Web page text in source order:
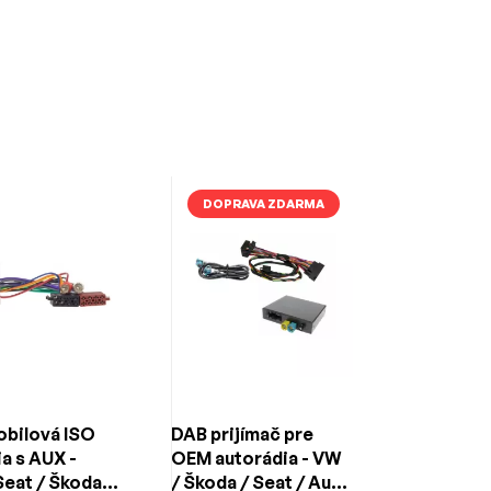
telefonovanie cez originálne
kamery či mobilné telefóny cez AUX,
predných kamier k originálnemu systému
ISO
s AUX -
/ Škoda /
DOPRAVA ZDARMA
DAB prijímač pre
OEM autorádia - VW
/ Škoda / Seat / Audi